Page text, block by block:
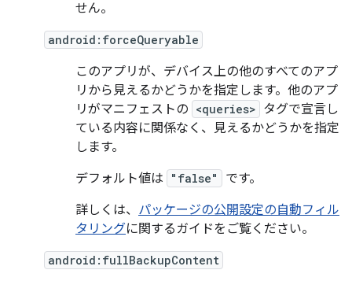
せん。
android:forceQueryable
このアプリが、デバイス上の他のすべてのアプ
リから見えるかどうかを指定します。他のアプ
リがマニフェストの <queries> タグで宣言し
ている内容に関係なく、見えるかどうかを指定
します。
デフォルト値は
"false"
です。
詳しくは、 パッケージの公開設定の自動フィル
タリングに関するガイドをご覧ください。
android:fullBackupContent